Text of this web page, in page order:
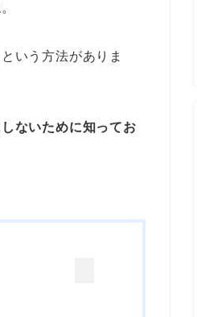
いう方法がありま
ないために知ってお